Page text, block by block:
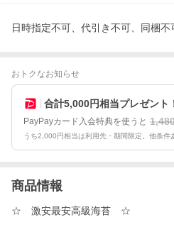
日時指定不可、代引き不可、同梱
おトクなお知らせ
合計5,000円相当プレゼント
PayPayカード入会特典を使うと
うち2,000円相当は利用先・期間限定。他条件
商品情報
☆ 激安最安高級海苔 ☆